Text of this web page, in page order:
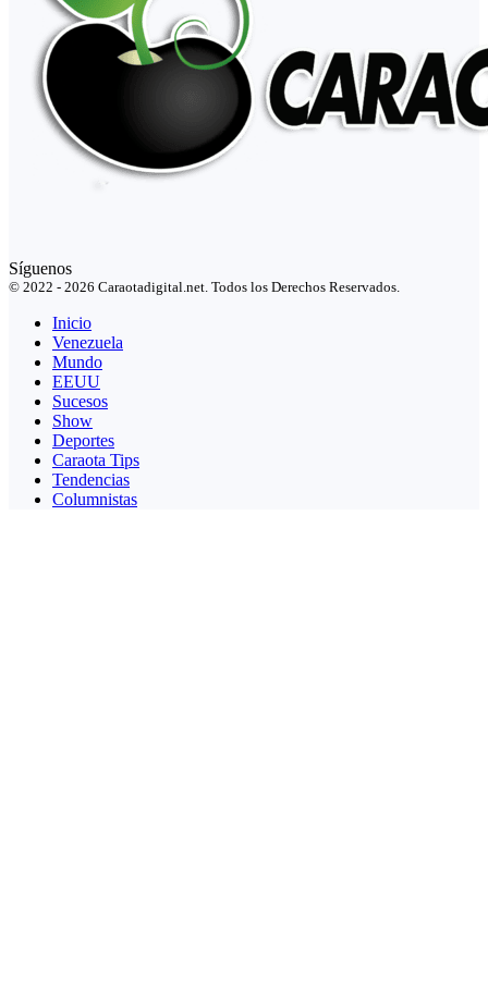
Síguenos
© 2022 - 2026 Caraotadigital.net. Todos los Derechos Reservados.
Inicio
Venezuela
Mundo
EEUU
Sucesos
Show
Deportes
Caraota Tips
Tendencias
Columnistas